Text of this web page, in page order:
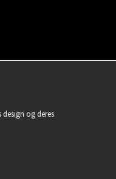
og deres